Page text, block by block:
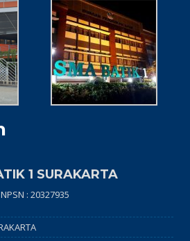
1 SURAKARTA
NPSN : 20327935